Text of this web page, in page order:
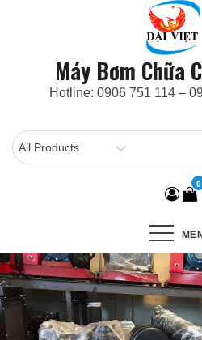
Máy Bơm Chữa
Hotline: 0906 751 114 –
0